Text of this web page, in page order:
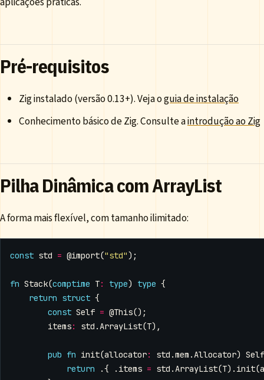
Pré-requisitos
Zig instalado (versão 0.13+). Veja oguia de instalação
Conhecimento básico de Zig. Consulte aintrodução ao Zig
Pilha Dinâmica com ArrayList
A forma mais flexível, com tamanho ilimitado:
const std = @import("std" );
fn Stack(comptime T: type) type {
return struct {
const Self = @This();
items: std .ArrayList(T),
pub fn init(allocator: std .mem .Allocator) Self
return
.{ . items = std .ArrayList(T). init(